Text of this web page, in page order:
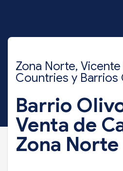
Zona Norte,
Countries y Barrios
Barrio
Venta de
Zona Norte